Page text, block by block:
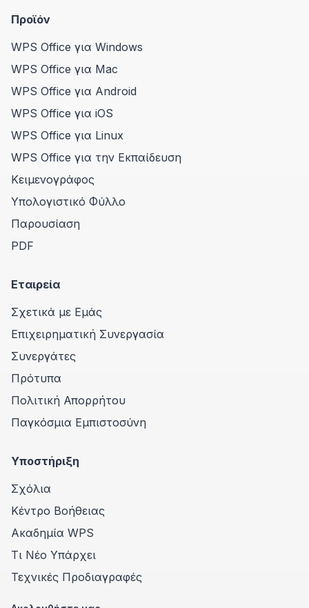
Προϊόν
WPS Office για Windows
WPS Office για Mac
WPS Office για Android
WPS Office για iOS
WPS Office για Linux
WPS Office για την Εκπαίδευση
Κειμενογράφος
Υπολογιστικό Φύλλο
Παρουσίαση
PDF
Εταιρεία
Σχετικά με Εμάς
Επιχειρηματική Συνεργασία
Συνεργάτες
Πρότυπα
Πολιτική Απορρήτου
Παγκόσμια Εμπιστοσύνη
Υποστήριξη
Σχόλια
Κέντρο Βοήθειας
Ακαδημία WPS
Τι Νέο Υπάρχει
Τεχνικές Προδιαγραφές